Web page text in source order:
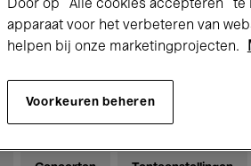
Door op “Alle cookies accepteren”
apparaat voor het verbeteren van
helpen bij onze marketingprojecten.
Voorkeuren beheren